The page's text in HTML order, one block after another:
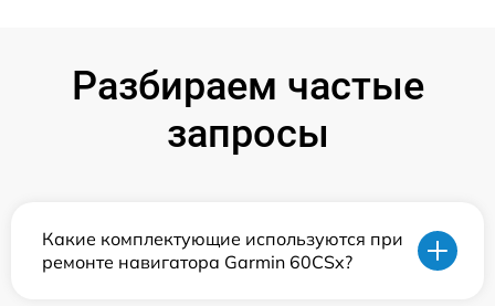
Разбираем частые
запросы
Какие комплектующие используются при
ремонте навигатора Garmin 60CSx?